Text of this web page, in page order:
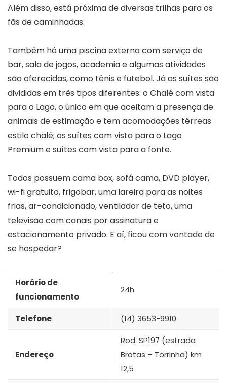
Além disso, está próxima de diversas trilhas para os
fãs de caminhadas.
Também há uma piscina externa com serviço de
bar, sala de jogos, academia e algumas atividades
são oferecidas, como tênis e futebol. Já as suítes são
divididas em três tipos diferentes: o Chalé com vista
para o Lago, o único em que aceitam a presença de
animais de estimação e tem acomodações térreas
estilo chalé; as suítes com vista para o Lago
Premium e suítes com vista para a fonte.
Todos possuem cama box, sofá cama, DVD player,
wi-fi gratuito, frigobar, uma lareira para as noites
frias, ar-condicionado, ventilador de teto, uma
televisão com canais por assinatura e
estacionamento privado. E aí, ficou com vontade de
se hospedar?
Horário de
funcionamento
24h
Telefone (14) 3653-9910
Endereço
Rod. SP197 (estrada
Brotas – Torrinha) km
12,5